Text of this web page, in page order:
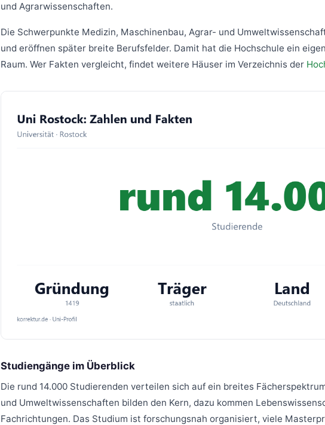
und Agrarwissenschaften.
Die Schwerpunkte Medizin, Maschinenbau, Agrar- und
und eröffnen später breite Berufsfelder. Damit hat die Hochschule ein
Raum. Wer Fakten vergleicht, findet weitere Häuser im Verzeichnis der
Studiengänge im Überblick
Die rund 14.000 Studierenden verteilen sich auf ein breites
und Umweltwissenschaften bilden den Kern, dazu kommen
Fachrichtungen. Das Studium ist forschungsnah organisiert, viele